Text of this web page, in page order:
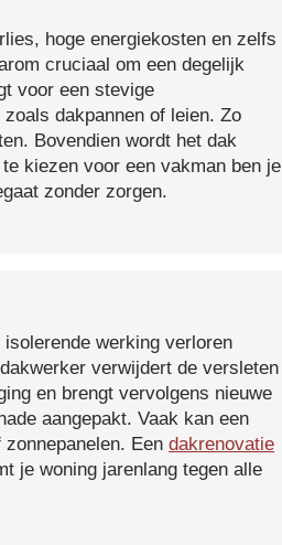
hoge energiekosten en zelfs
cruciaal om een degelijk
voor een stevige
dakpannen of leien. Zo
Bovendien wordt het dak
kiezen voor een vakman ben je
zonder zorgen.
werking verloren
verwijdert de versleten
en brengt vervolgens nieuwe
aangepakt. Vaak kan een
Een dakrenovatie
je woning jarenlang tegen alle